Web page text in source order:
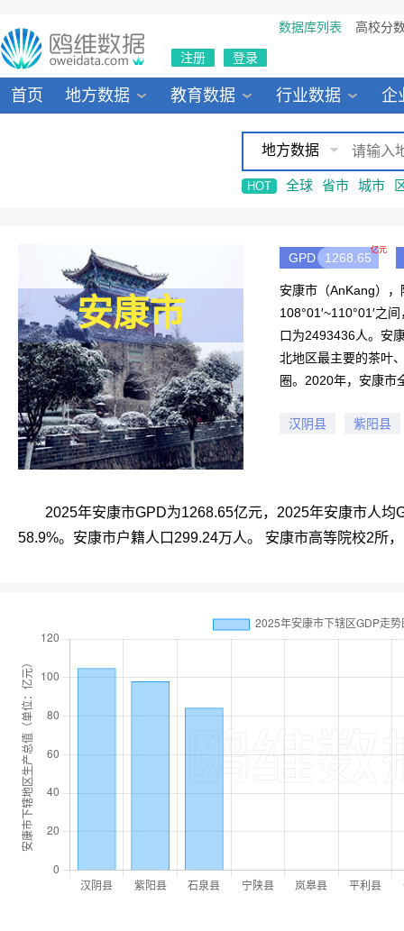
数据库列表 高校分
注册 登录
首页 地方数据 教育数据 行业数据 企
地方数据
HOT 全球 省市 城市
安康市
GPD 1268.65
亿元
安康市（AnKang）
108°01′~110°01′之
口为2493436人。安
北地区最主要的茶叶
圈。2020年，安康市
汉阴县
紫阳县
2025年安康市GPD为1268.65亿元，2025年安康市人
58.9%。安康市户籍人口299.24万人。 安康市高等院校2所